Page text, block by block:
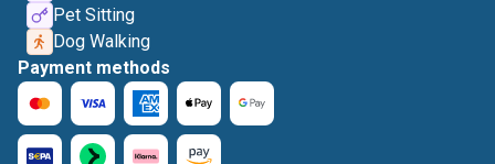
Pet Sitting
Dog Walking
Payment methods